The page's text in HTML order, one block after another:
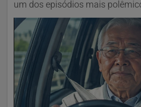
um dos episódios mais